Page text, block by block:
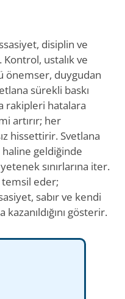
disiplin ve
Kontrol, ustalık ve
önemser, duygudan
sürekli baskı
rakipleri hatalara
artırır; her
hissettirir. Svetlana
geldiğinde
sınırlarına iter.
temsil eder;
sabır ve kendi
gösterir.